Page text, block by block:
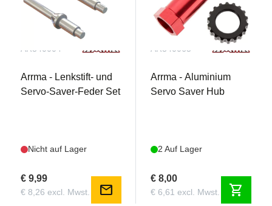
AR340004
Arrma - Lenkstift- und
Servo-Saver-Feder Set
Nicht auf Lager
€ 9,99
€ 8,26 excl. Mwst. mail
AR340065
Arrma - Aluminium
Servo Saver Hub
2 Auf Lager
€ 8,00
€ 6,61 excl. Mwst. shopping_cart